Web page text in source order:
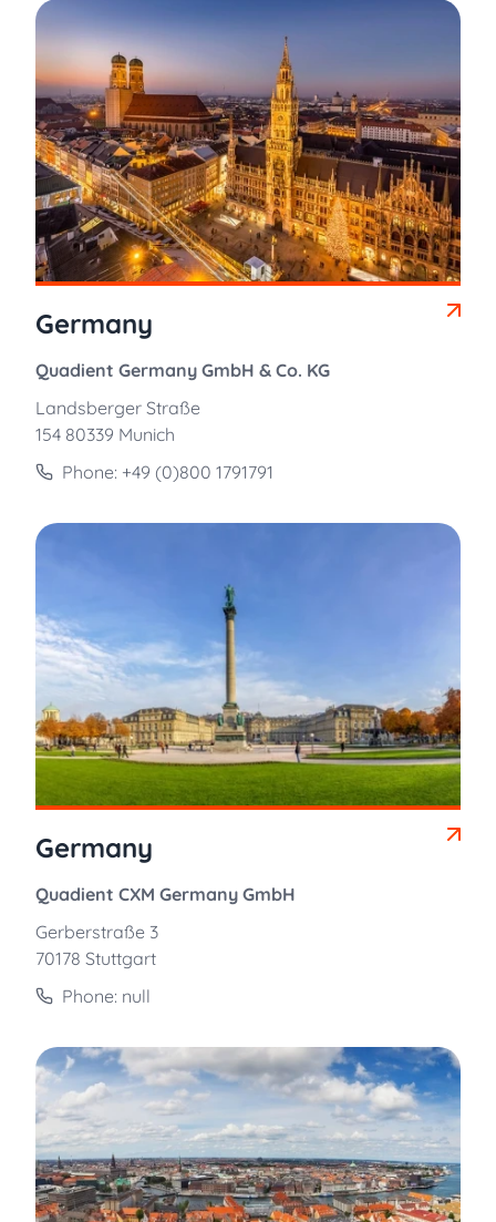
Germany
Quadient Germany GmbH & Co. KG
Landsberger Straße
154 80339 Munich
Phone: +49 (0)800 1791791
Germany
Quadient CXM Germany GmbH
Gerberstraße 3
70178 Stuttgart
Phone: null